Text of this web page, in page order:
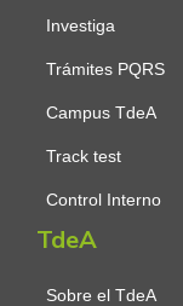
Investiga
Trámites PQRS
Campus TdeA
Track test
Control Interno
TdeA
Sobre el TdeA